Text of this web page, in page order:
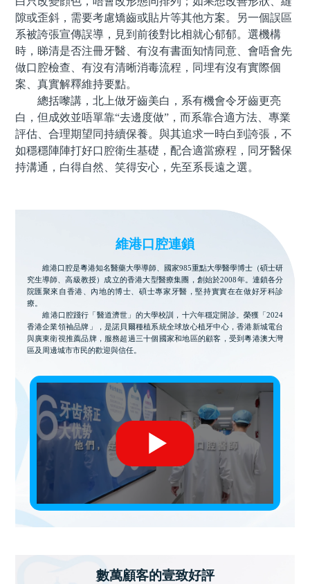
隙或歪斜，需要考慮矯齒或貼片等其他方案。另一個誤區
系被誇張宣傳誤導，見到前後對比相就心郁郁。選機構
時，睇清是否注冊牙醫、有沒有書面知情同意、會唔會先
做口腔檢查、有沒有清晰消毒流程，同埋有沒有實際個
案、真實解釋維持要點。
總括嚟講，北上做牙齒美白，系有機會令牙齒更亮
白，但成效並唔單靠“去邊度做”，而系靠合適方法、專業
評估、合理期望同持續保養。與其追求一時白到誇張，不
如穩穩陣陣打好口腔衛生基礎，配合適當療程，同牙醫保
持溝通，白得自然、笑得安心，先至系長遠之選。
維港口腔連鎖
維港口腔是粵港知名醫藥大學導師、國家985重點大學醫學博士（碩士研
究生導師、高級教授）成立的香港大型醫療集團，創始於2008年。連鎖各分
院匯聚來自香港、內地的博士、碩士專家牙醫，堅持實實在在做好牙科診
療。
維港口腔踐行「醫道濟世」的大學校訓，十六年穩定開診。榮獲「2024
香港企業領袖品牌」，是諾貝爾種植系統全球放心植牙中心，香港新城電台
與廣東衛視推薦品牌，服務超過三十個國家和地區的顧客，受到粵港澳大灣
區及周邊城市市民的歡迎與信任。
數萬顧客的壹致好評